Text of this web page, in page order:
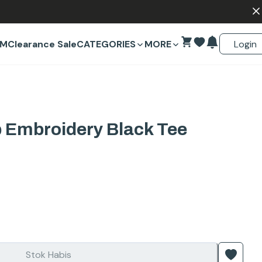
Clearance SaleCATEGORIES MORE Login
Black Tee
Stok Habis